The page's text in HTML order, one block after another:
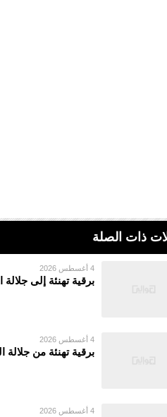
ذات الصلة
4 أغسطس 2026
برقية تهنئة إلى
4 أغسطس 2026
برقية تهنئة من
4 أغسطس 2026